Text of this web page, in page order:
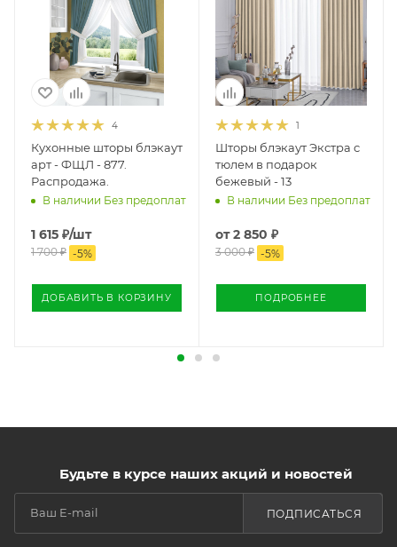
4
Кухонные шторы блэкаут
арт - ФЩЛ - 877.
Распродажа.
В наличии Без предоплат
1 615 ₽/шт
1 700₽ -5%
ДОБАВИТЬ В КОРЗИНУ
1
Шторы блэкаут Экстра с
тюлем в подарок
бежевый - 13
В наличии Без предоплат
от2 850 ₽
3 000 ₽ -5%
ПОДРОБНЕЕ
Будьте в курсе наших акций и новостей
ПОДПИСАТЬСЯ